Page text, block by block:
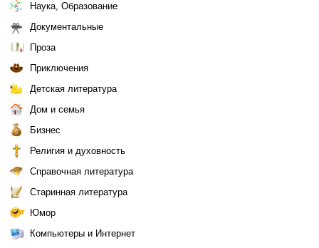
Наука, Образование
Документальные
Проза
Приключения
Детская литература
Дом и семья
Бизнес
Религия и духовность
Справочная литература
Старинная литература
Юмор
Компьютеры и Интернет